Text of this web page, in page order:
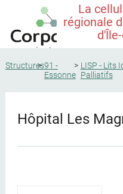
La
régionale
Structures91 -
Essonne
LISP - Lits
Palliatifs
Hôpital Les